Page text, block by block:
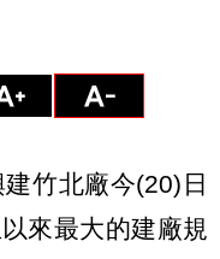
竹北廠今(20)日
來最大的建廠規